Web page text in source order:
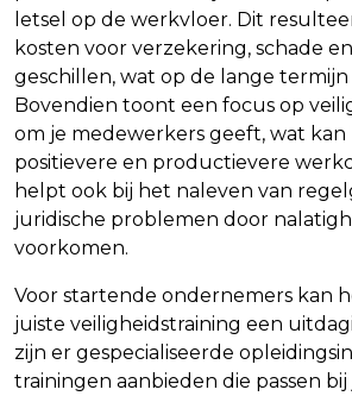
letsel op de werkvloer. Dit
kosten voor verzekering, schade
geschillen, wat op de lange
Bovendien toont een focus op
om je medewerkers geeft, wat
positievere en productievere
helpt ook bij het naleven van
juridische problemen door
voorkomen.
Voor startende ondernemers kan
juiste veiligheidstraining een
zijn er gespecialiseerde
trainingen aanbieden die passen